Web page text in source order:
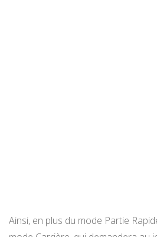
Ainsi, en plus du mode Partie